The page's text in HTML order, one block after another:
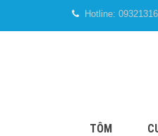
Hotline:
TÔM